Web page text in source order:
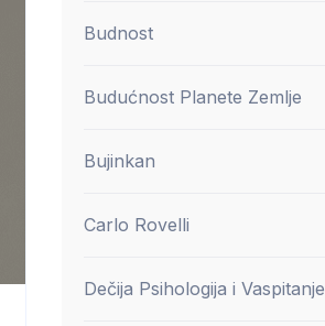
Budnost
Budućnost Planete Zemlje
Bujinkan
Carlo Rovelli
Dečija Psihologija i Vaspitanje